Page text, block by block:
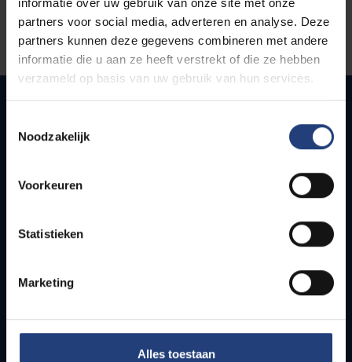
partners voor social media, adverteren en analyse. Deze
partners kunnen deze gegevens combineren met andere
informatie die u aan ze heeft verstrekt of die ze hebben
verzameld op basis van uw gebruik van hun services.
Noodzakelijk
Voorkeuren
Statistieken
Marketing
Alles toestaan
Quick links
How to get to the VUB campuses